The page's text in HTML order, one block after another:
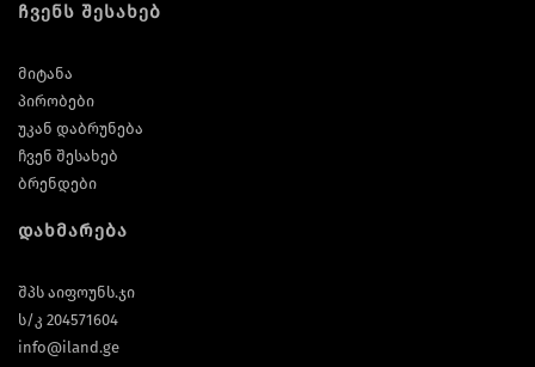
ჩვენს შესახებ
მიტანა
პირობები
უკან დაბრუნება
ჩვენ შესახებ
ბრენდები
დახმარება
შპს აიფოუნს.ჯი
ს/კ 204571604
info@iland.ge